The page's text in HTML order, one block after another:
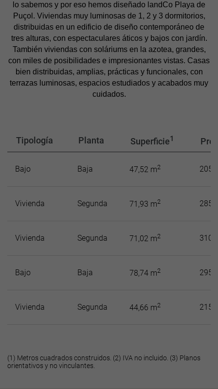
lo sabemos y por eso hemos diseñado landCo Playa de
Puçol. Viviendas muy luminosas de 1, 2 y 3 dormitorios,
distribuidas en un edificio de diseño contemporáneo de
tres alturas, con espectaculares áticos y bajos con jardín.
También viviendas con soláriums en la azotea, grandes,
con miles de posibilidades e impresionantes vistas. Casas
bien distribuidas, amplias, prácticas y funcionales, con
terrazas luminosas, espacios estudiados y acabados muy
cuidados.
Tipología Planta Superficie1
Bajo Baja 47,52 m2
Vivienda Segunda 71,93 m2
Vivienda Segunda 71,02 m2
Bajo Baja 78,74 m2
Vivienda Segunda 44,66 m2
(1) Metros cuadrados construidos. (2) IVA no incluido. (3) Planos
orientativos y no vinculantes.